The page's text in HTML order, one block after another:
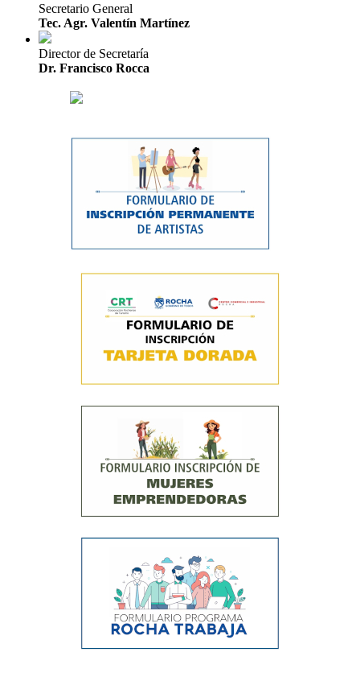
Secretario General
Tec. Agr. Valentín Martínez
Director de Secretaría
Dr. Francisco Rocca